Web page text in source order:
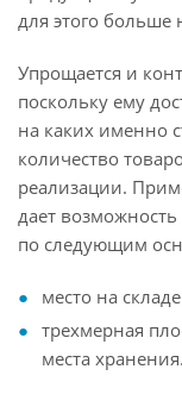
для этого больше
Упрощается и
поскольку ему
на каких именно
количество
реализации.
дает
по следующим
место на
трехмерная
места хранения.